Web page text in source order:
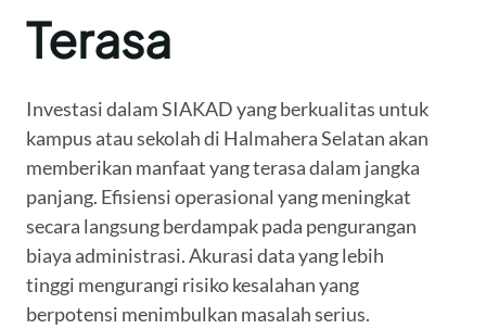
Terasa
Investasi dalam SIAKAD yang berkualitas untuk
kampus atau sekolah di Halmahera Selatan akan
memberikan manfaat yang terasa dalam jangka
panjang. Efisiensi operasional yang meningkat
secara langsung berdampak pada pengurangan
biaya administrasi. Akurasi data yang lebih
tinggi mengurangi risiko kesalahan yang
berpotensi menimbulkan masalah serius.